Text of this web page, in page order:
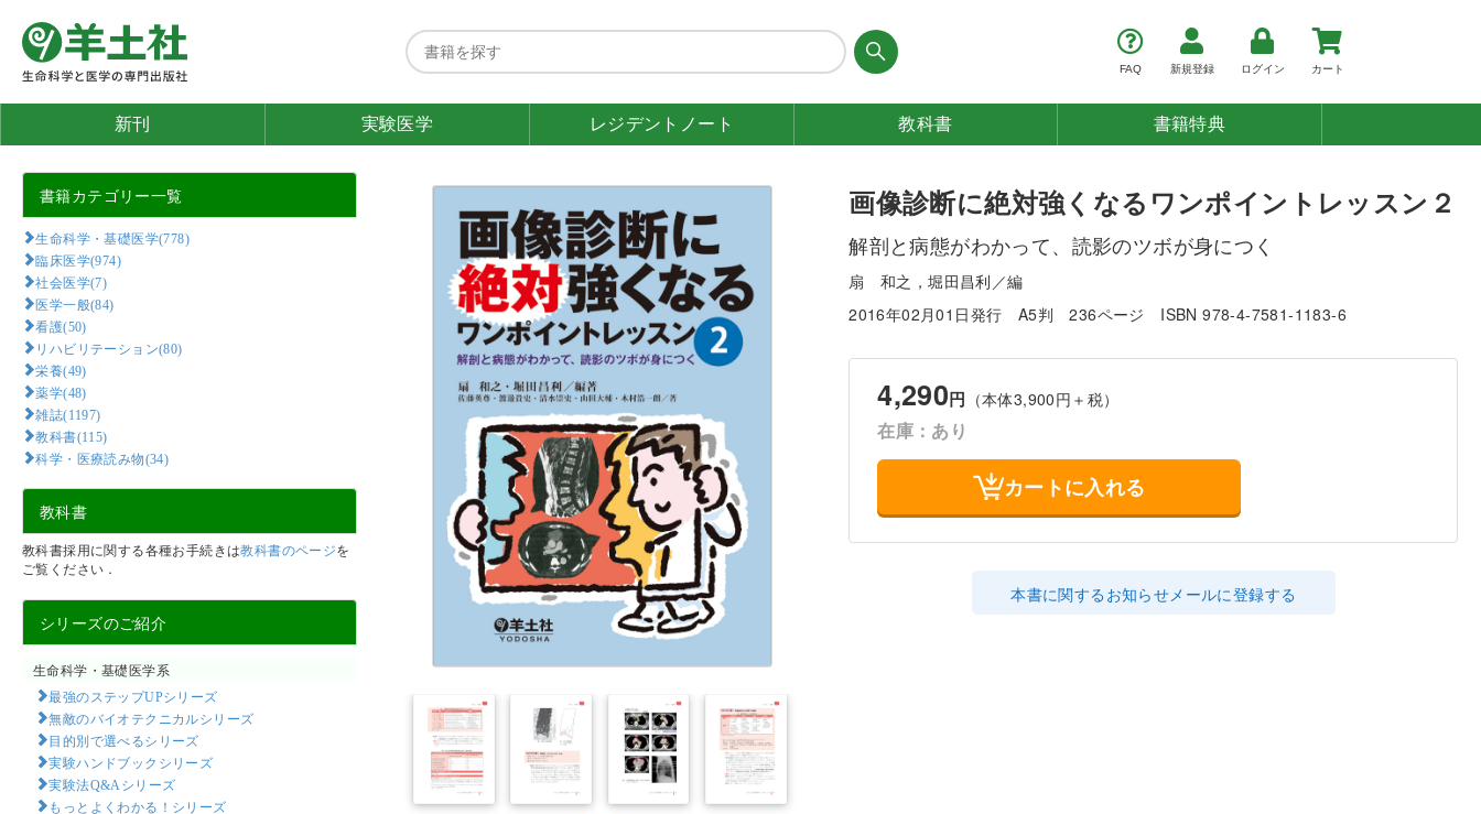
FAQ 新規登録 ログイン カート
新刊 実験医学 レジデント ノート 教科書 書籍特典
書籍カテゴリー一覧
生命科学・基礎医学(778)
臨床医学(974)
社会医学(7)
医学一般(84)
看護(50)
リハビリテーション(80)
栄養(49)
薬学(48)
雑誌(1197)
教科書(115)
科学・医療読み物(34)
教科書
教科書採用に関する各種お手続きは教科書のページを
ご覧ください．
シリーズのご紹介
生命科学・基礎医学系
最強のステップUPシリーズ
無敵のバイオテクニカルシリーズ
目的別で選べるシリーズ
実験ハンドブックシリーズ
実験法Q&Aシリーズ
もっとよくわかる！シリーズ
画像診断に絶対強くなるワンポイントレッスン２
解剖と病態がわかって、読影のツボが身につく
扇 和之，堀田昌利／編
2016年02月01日発行
A5判 236ページ ISBN 978-4-7581-1183-6
4,290円 （本体3,900円＋税）
在庫：あり
カートに入れる
本書に関するお知らせメールに登録する